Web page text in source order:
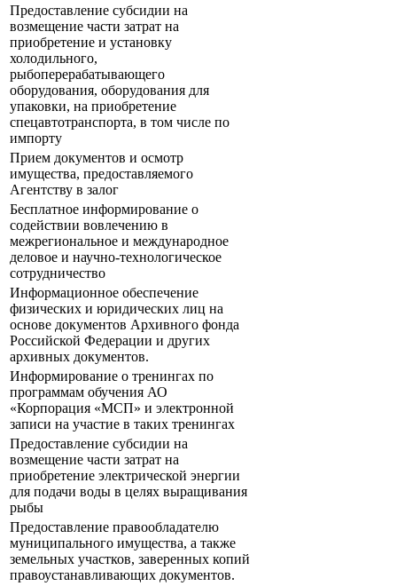
Предоставление субсидии на
возмещение части затрат на
приобретение и установку
холодильного,
рыбоперерабатывающего
оборудования, оборудования для
упаковки, на приобретение
спецавтотранспорта, в том числе по
импорту
Прием документов и осмотр
имущества, предоставляемого
Агентству в залог
Бесплатное информирование о
содействии вовлечению в
межрегиональное и международное
деловое и научно-технологическое
сотрудничество
Информационное обеспечение
физических и юридических лиц на
основе документов Архивного фонда
Российской Федерации и других
архивных документов.
Информирование о тренингах по
программам обучения АО
«Корпорация «МСП» и электронной
записи на участие в таких тренингах
Предоставление субсидии на
возмещение части затрат на
приобретение электрической энергии
для подачи воды в целях выращивания
рыбы
Предоставление правообладателю
муниципального имущества, а также
земельных участков, заверенных копий
правоустанавливающих документов.